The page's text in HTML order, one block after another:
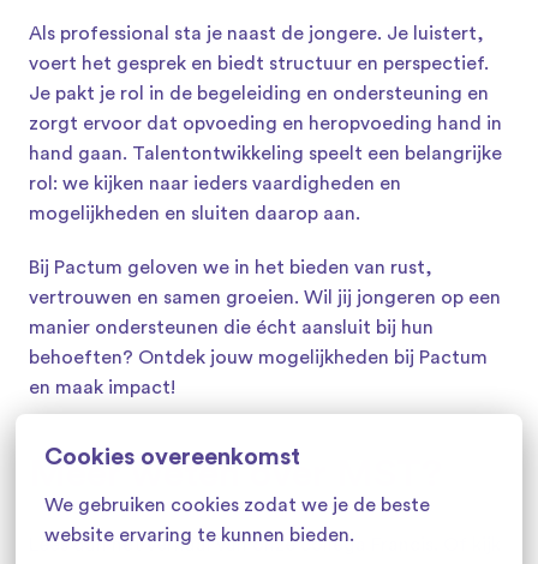
Cookies overeenkomst
We gebruiken cookies zodat we je de beste
website ervaring te kunnen bieden.
Als professional sta je naast de jongere. Je luistert,
voert het gesprek en biedt structuur en perspectief.
Je pakt je rol in de begeleiding en ondersteuning en
zorgt ervoor dat opvoeding en heropvoeding hand in
hand gaan. Talentontwikkeling speelt een belangrijke
rol: we kijken naar ieders vaardigheden en
mogelijkheden en sluiten daarop aan.
Bij Pactum geloven we in het bieden van rust,
vertrouwen en samen groeien. Wil jij jongeren op een
manier ondersteunen die écht aansluit bij hun
behoeften? Ontdek jouw mogelijkheden bij Pactum
en maak impact!
Meer weten over MST?
Lees dan het verhaal van onze collega Francis. Of kijk